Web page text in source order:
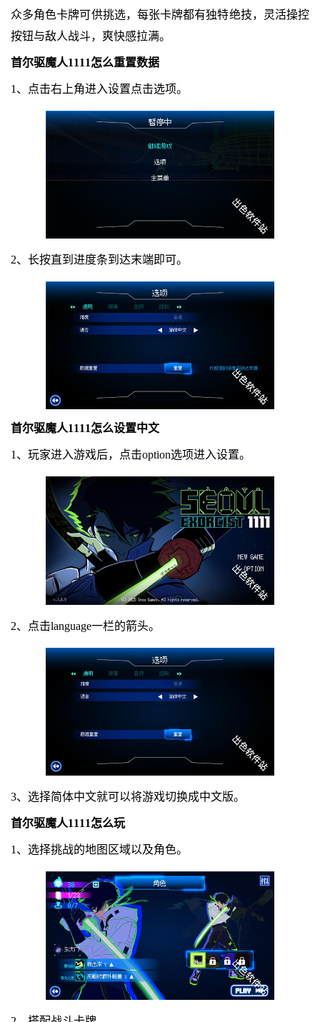
众多角色卡牌可供挑选，每张卡牌都有独特绝技，灵活操控
按钮与敌人战斗，爽快感拉满。
首尔驱魔人1111怎么重置数据
1、点击右上角进入设置点击选项。
2、长按直到进度条到达末端即可。
首尔驱魔人1111怎么设置中文
1、玩家进入游戏后，点击option选项进入设置。
2、点击language一栏的箭头。
3、选择简体中文就可以将游戏切换成中文版。
首尔驱魔人1111怎么玩
1、选择挑战的地图区域以及角色。